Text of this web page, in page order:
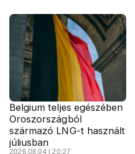
Belgium teljes egészében
Oroszországból
származó LNG-t használt
júliusban
2026.08.04 | 20:27